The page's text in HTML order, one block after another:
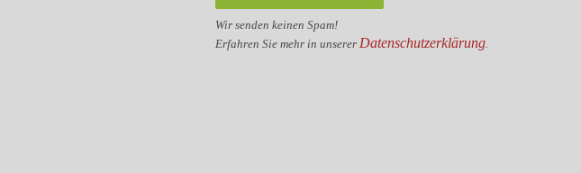
Wir senden keinen Spam!
Erfahren Sie mehr in unserer Datenschutzerklärung